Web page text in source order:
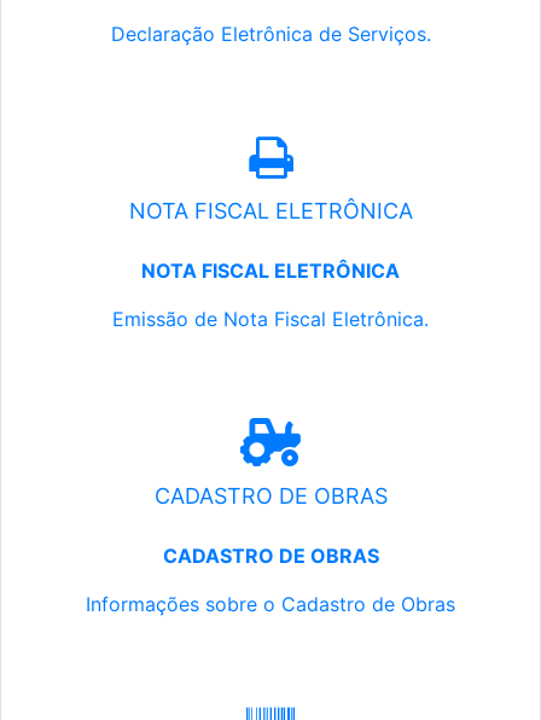
Declaração Eletrônica de Serviços.
NOTA FISCAL ELETRÔNICA
NOTA FISCAL ELETRÔNICA
Emissão de Nota Fiscal Eletrônica.
CADASTRO DE OBRAS
CADASTRO DE OBRAS
Informações sobre o Cadastro de Obras